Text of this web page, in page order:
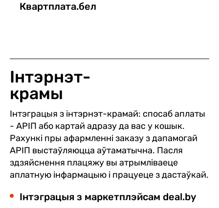
Квартплата.бел
Інтэрнэт-
крамы
Інтэграцыя з інтэрнэт-крамай: спосаб аплаты
- АРІП або картай адразу да вас у кошык.
Рахункі пры афармленні заказу з дапамогай
АРІП выстаўляюцца аўтаматычна. Пасля
здзяйснення плацяжу вы атрымліваеце
аплатную інфармацыю і працуеце з дастаўкай.
Інтэграцыя з маркетплэйсам deal.by